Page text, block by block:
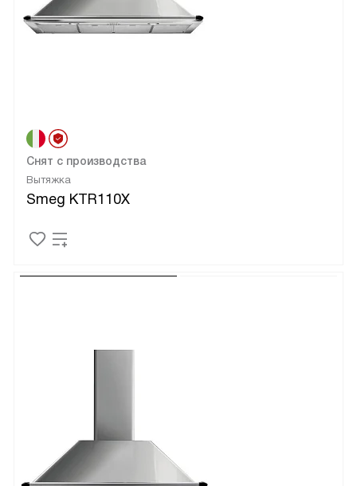
Вытяжка
Smeg KTR110X
Снят с производства